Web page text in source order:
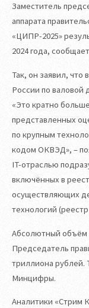
Заместитель
аппарата
«ЦИПР-2025»
2024 года,
Так, он заявил,
России по валовой
«Это кратно
представленных
по крупным
кодом ОКВЭД», –
IT-отраслью
включённых в
осуществляющих
технологий
Абсолютный объём
Председатель
триллиона рублей.
Минцифры.
Аналитики «Стрим